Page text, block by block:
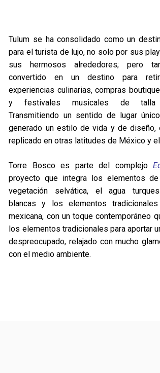
Tulum se ha consolidado como un
para el turista de lujo, no solo por sus
sus hermosos alrededores; pero
convertido en un destino para
experiencias culinarias, compras
y festivales musicales de talla
Transmitiendo un sentido de lugar
generado un estilo de vida y de diseño,
replicado en otras latitudes de México y
Torre Bosco es parte del complejo
proyecto que integra los elementos
vegetación selvática, el agua
blancas y los elementos
mexicana, con un toque contemporáneo
los elementos tradicionales para aportar
despreocupado, relajado con mucho
con el medio ambiente.